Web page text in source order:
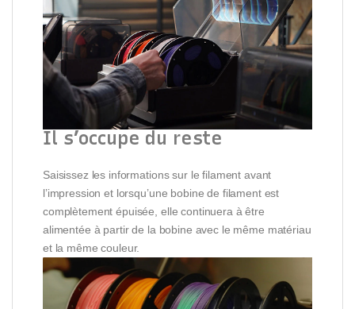
Il s’occupe du reste
Saisissez les informations sur le filament avant
l’impression et lorsqu’une bobine de filament est
complètement épuisée, elle continuera à être
alimentée à partir de la bobine avec le même matériau
et la même couleur.